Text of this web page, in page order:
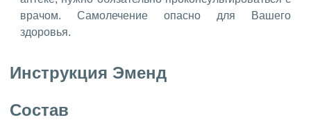
врачом. Самолечение опасно для Вашего
здоровья.
Инструкция Эменд
Состав